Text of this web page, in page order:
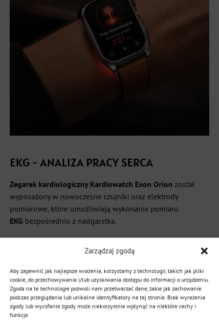
Zarządzaj zgodą
Aby zapewnić jak najlepsze wrażenia, korzystamy z technologii, takich jak pliki
cookie, do przechowywania i/lub uzyskiwania dostępu do informacji o urządzeniu.
Zgoda na te technologie pozwoli nam przetwarzać dane, takie jak zachowanie
podczas przeglądania lub unikalne identyfikatory na tej stronie. Brak wyrażenia
zgody lub wycofanie zgody może niekorzystnie wpłynąć na niektóre cechy i
funkcje.
EKG - ANALIZA PRACY SERCA
Zegarek kardiologiczny Kardiowatch Exon Orion został
wyposażony w nowoczesne czujniki oraz elektrody
pomiarowe, które umożliwiają wykonanie pomiaru
EKG bezpośrednio z nadgarstka.
Zegarek wykorzystuje:
skórą,
elektrodę boczną na obudowie, której użytkownik
dotyka palcem podczas pomiaru, zamykając obwód.
Takie rozwiązanie pozwala na wygodną analizę pracy serca,